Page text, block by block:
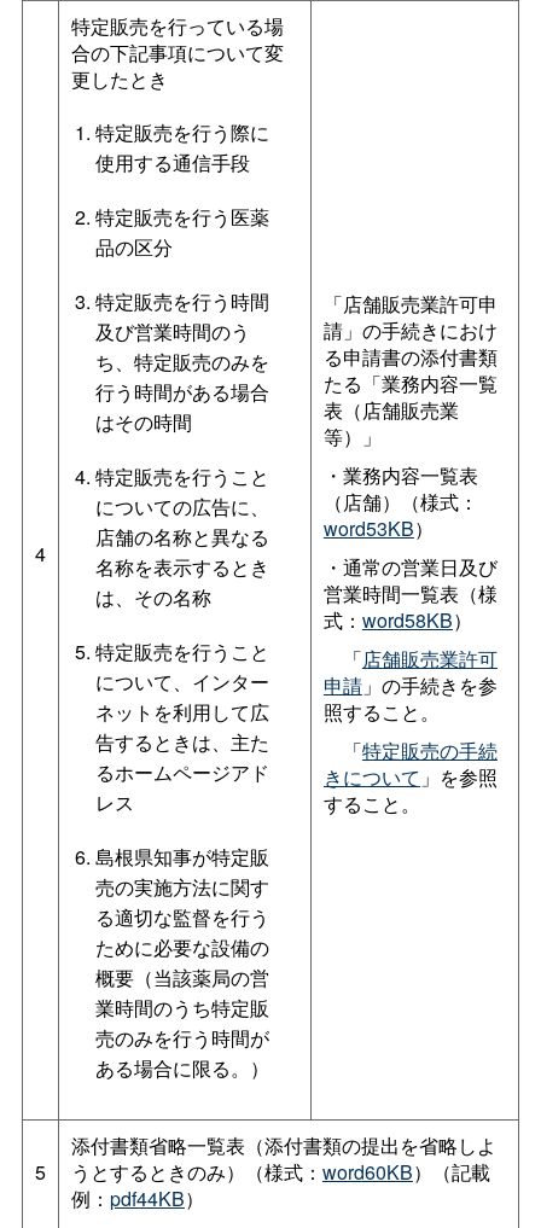
4
特定販売を行っている場
合の下記事項について変
更したとき
特定販売を行う際に
使用する通信手段
特定販売を行う医薬
品の区分
特定販売を行う時間
及び営業時間のう
ち、特定販売のみを
行う時間がある場合
はその時間
特定販売を行うこと
についての広告に、
店舗の名称と異なる
名称を表示するとき
は、その名称
特定販売を行うこと
について、インター
ネットを利用して広
告するときは、主た
るホームページアド
レス
島根県知事が特定販
売の実施方法に関す
る適切な監督を行う
ために必要な設備の
概要（当該薬局の営
業時間のうち特定販
売のみを行う時間が
ある場合に限る。）
「店舗販売業許可申
請」の手続きにおけ
る申請書の添付書類
たる「業務内容一覧
表（店舗販売業
等）」
・業務内容一覧表
（店舗）（様式：
word53KB）
・通常の営業日及び
営業時間一覧表（様
式： word58KB）
「店舗販売業許可
申請」の手続きを参
照すること。
「特定販売の手続
きについて 」を参照
すること。
5
添付書類省略一覧表（添付書類の提出を省略しよ
うとするときのみ）（様式： word60KB）（記載
例： pdf44KB）